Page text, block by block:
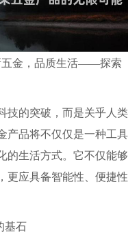
五金，品质生活——探索
技的突破，而是关乎人类
产品将不仅仅是一种工具
的生活方式。它不仅能够
更应具备智能性、便捷性
基石